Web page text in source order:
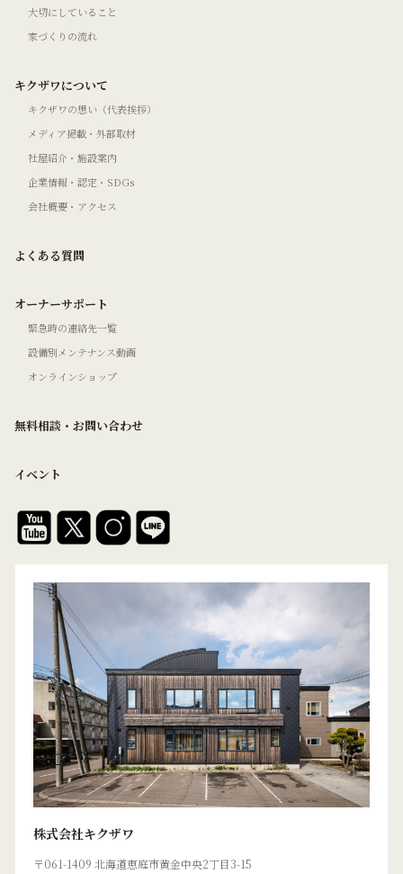
大切にしていること
家づくりの流れ
キクザワについて
キクザワの想い（代表挨拶）
メディア掲載・外部取材
社屋紹介・施設案内
企業情報・認定・SDGs
会社概要・アクセス
よくある質問
オーナーサポート
緊急時の連絡先一覧
設備別メンテナンス動画
オンラインショップ
無料相談・お問い合わせ
イベント
株式会社キクザワ
〒061-1409 北海道恵庭市黄金中央2丁目3-15